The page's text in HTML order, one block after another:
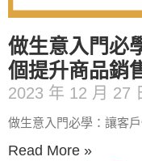
做生意入門必
個提升商品銷
2023 年 12 月 27
做生意入門必學：讓客
Read More »